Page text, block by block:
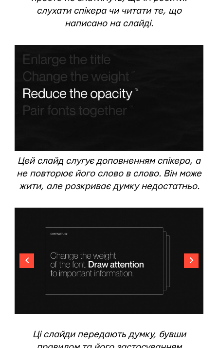
слухати спікера чи читати те, що
написано на слайді.
Цей слайд слугує доповненням спікера, а
не повторює його слово в слово. Він може
жити, але розкриває думку недостатньо.
Ці слайди передають думку, бувши